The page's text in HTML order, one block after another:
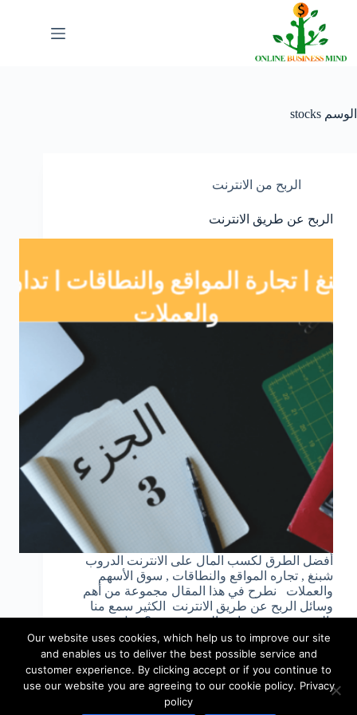
المحتوى
الوسم
الربح من الانترنت
الربح عن طريق الانترنت
أفضل الطرق لكسب المال على الانترنت الدروب
شبنغ , تجاره المواقع والنطاقات , سوق الأسهم
والعملات نطرح في هذا المقال مجموعة من أهم
وسائل الربح عن طريق الانترنت الكثير سمع منا
بالدروب شبينغ فما هو الدروب شبنغ؟ وهل من…
admin
09/26/2018
Our website uses cookies, which help us to improve our site
and enables us to deliver the best possible service and
customer experience. By clicking accept or if you continue to
use our website you are agreeing to our cookie policy. Privacy
policy